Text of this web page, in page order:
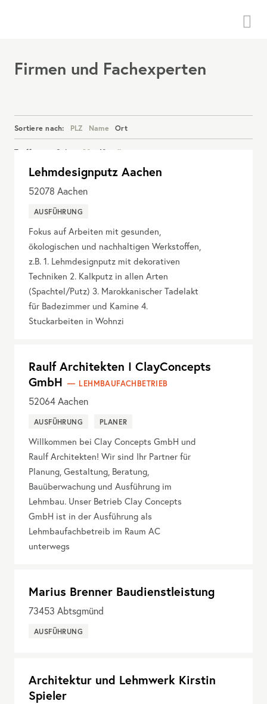
Firmen und Fachexperten
Sortiere nach: PLZ Name Ort
Treffer pro Seite: 20 40 alle
Details anzeigen
Lehmdesignputz Aachen
52078 Aachen
AUSFÜHRUNG
Fokus auf Arbeiten mit gesunden,
ökologischen und nachhaltigen Werkstoffen,
z.B. 1. Lehmdesignputz mit dekorativen
Techniken 2. Kalkputz in allen Arten
(Spachtel/Putz) 3. Marokkanischer Tadelakt
für Badezimmer und Kamine 4.
Stuckarbeiten in Wohnzi
Raulf Architekten I ClayConcepts
GmbH
LEHMBAUFACHBETRIEB
52064 Aachen
AUSFÜHRUNG PLANER
Willkommen bei Clay Concepts GmbH und
Raulf Architekten! Wir sind Ihr Partner für
Planung, Gestaltung, Beratung,
Bauüberwachung und Ausführung im
Lehmbau. Unser Betrieb Clay Concepts
GmbH ist in der Ausführung als
Lehmbaufachbetreib im Raum AC
unterwegs
Marius Brenner Baudienstleistung
73453 Abtsgmünd
AUSFÜHRUNG
Architektur und Lehmwerk Kirstin
Spieler